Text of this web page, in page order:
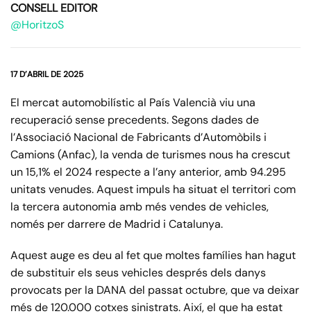
CONSELL EDITOR
@HoritzoS
17 D’ABRIL DE 2025
El mercat automobilístic al País Valencià viu una
recuperació sense precedents. Segons dades de
l’Associació Nacional de Fabricants d’Automòbils i
Camions (Anfac), la venda de turismes nous ha crescut
un 15,1% el 2024 respecte a l’any anterior, amb 94.295
unitats venudes. Aquest impuls ha situat el territori com
la tercera autonomia amb més vendes de vehicles,
només per darrere de Madrid i Catalunya.
Aquest auge es deu al fet que moltes famílies han hagut
de substituir els seus vehicles després dels danys
provocats per la DANA del passat octubre, que va deixar
més de 120.000 cotxes sinistrats. Així, el que ha estat